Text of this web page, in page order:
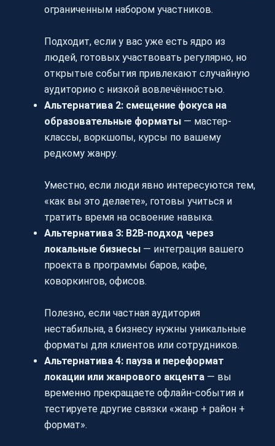
ограниченным набором участников.
Подходит, если у вас уже есть ядро из
людей, готовых участвовать регулярно, но
открытые события привлекают случайную
аудиторию с низкой вовлечённостью.
Альтернатива 2: смещение фокуса на
образовательные форматы — мастер-
классы, воркшопы, курсы по вашему
редкому жанру.
Уместно, если люди явно интересуются тем,
«как вы это делаете», готовы учиться и
тратить время на освоение навыка.
Альтернатива 3: B2B‑подход через
локальные бизнесы — интеграция вашего
проекта в программы баров, кафе,
коворкингов, офисов.
Полезно, если частная аудитория
нестабильна, а бизнесу нужны уникальные
форматы для клиентов или сотрудников.
Альтернатива 4: пауза и переформат
локации или жанрового акцента — вы
временно прекращаете офлайн-события и
тестируете другие связки «жанр + район +
формат».